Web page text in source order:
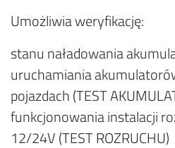
Umożliwia weryfikację:
stanu naładowania
uruchamiania
pojazdach (TEST
funkcjonowania instalacji
12/24V (TEST ROZRUCHU)